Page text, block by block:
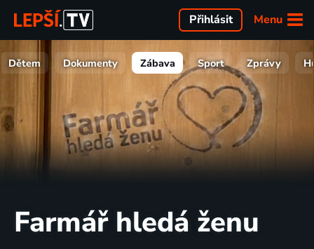
Menu
Přihlásit
Dětem Dokumenty Zábava Sport Zprávy
Farmář hledá ženu